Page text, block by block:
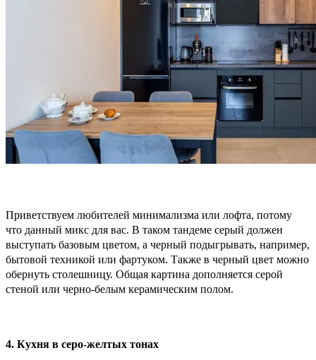
Приветствуем любителей минимализма или лофта, потому
что данный микс для вас. В таком тандеме серый должен
выступать базовым цветом, а черный подыгрывать, например,
бытовой техникой или фартуком. Также в черный цвет можно
обернуть столешницу. Общая картина дополняется серой
стеной или черно-белым керамическим полом.
4. Кухня в серо-желтых тонах